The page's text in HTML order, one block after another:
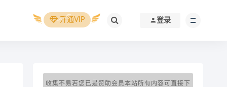
开通VIP 登录
收集不易若您已是赞助会员本站所有内容可直接下